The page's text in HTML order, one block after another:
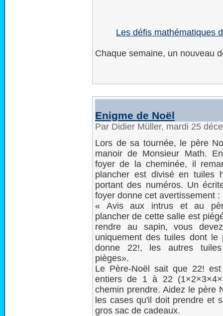
Les défis mathématiques
Chaque semaine, un nouveau
Enigme de Noël
Par Didier Müller, mardi 25
Lors de sa tournée, le père
manoir de Monsieur Math.
foyer de la cheminée, il
plancher est divisé en tuiles
portant des numéros. Un
foyer donne cet avertissement :
« Avis aux intrus et au
plancher de cette salle est
rendre au sapin, vous
uniquement des tuiles dont le
donne 22!, les autres
pièges».
Le Père-Noël sait que 22!
entiers de 1 à 22
chemin prendre. Aidez le père
les cases qu'il doit prendre et
gros sac de cadeaux.